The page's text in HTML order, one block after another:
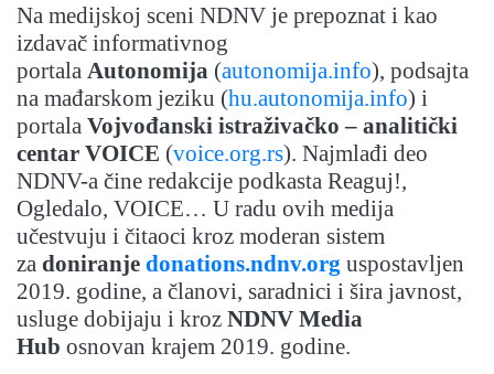
Na medijskoj sceni NDNV je prepoznat i kao
izdavač informativnog
portala Autonomija (autonomija.info), podsajta
na mađarskom jeziku (hu.autonomija.info) i
portala Vojvođanski istraživačko – analitički
centar VOICE (voice.org.rs). Najmlađi deo
NDNV-a čine redakcije podkasta Reaguj!,
Ogledalo, VOICE… U radu ovih medija
učestvuju i čitaoci kroz moderan sistem
za doniranje donations.ndnv.org uspostavljen
2019. godine, a članovi, saradnici i šira javnost,
usluge dobijaju i kroz NDNV Media
Hub osnovan krajem 2019. godine.